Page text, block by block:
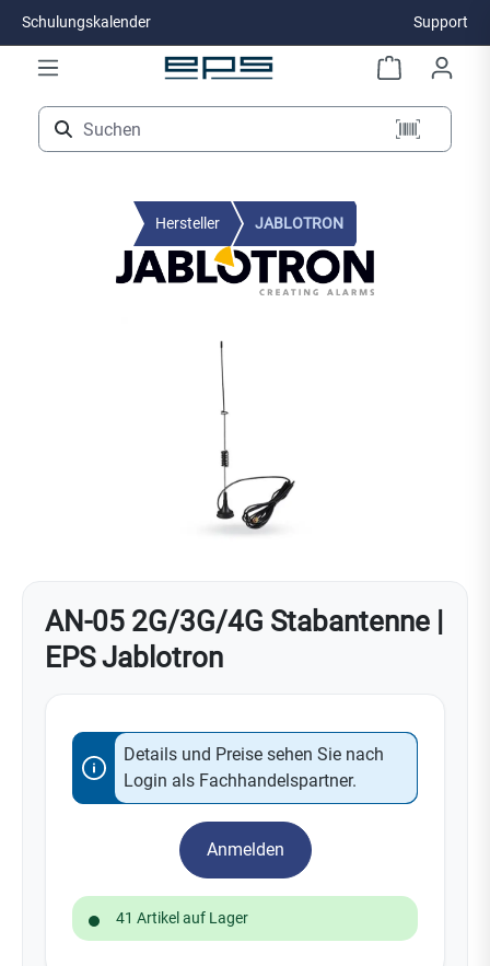
Zum Hauptinhalt springen
Schulungskalender Support
Hersteller JABLOTRON
AN-05 2G/3G/4G Stabantenne |
EPS Jablotron
Details und Preise sehen Sie nach
Login als Fachhandelspartner.
Anmelden
41 Artikel auf Lager